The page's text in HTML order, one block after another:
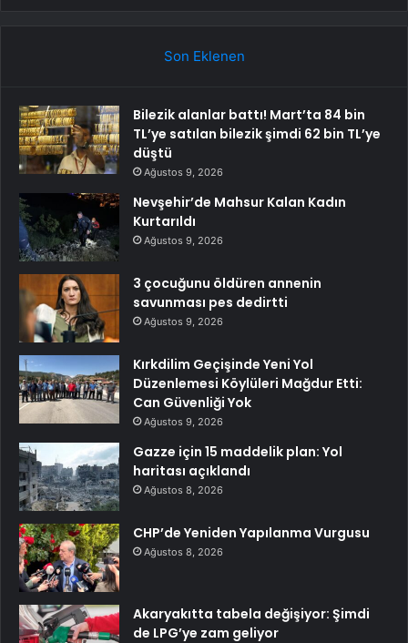
Son Eklenen
Bilezik alanlar battı! Mart’ta 84 bin
TL’ye satılan bilezik şimdi 62 bin TL’ye
düştü
Ağustos 9, 2026
Nevşehir’de Mahsur Kalan Kadın
Kurtarıldı
Ağustos 9, 2026
3 çocuğunu öldüren annenin
savunması pes dedirtti
Ağustos 9, 2026
Kırkdilim Geçişinde Yeni Yol
Düzenlemesi Köylüleri Mağdur Etti:
Can Güvenliği Yok
Ağustos 9, 2026
Gazze için 15 maddelik plan: Yol
haritası açıklandı
Ağustos 8, 2026
CHP’de Yeniden Yapılanma Vurgusu
Ağustos 8, 2026
Akaryakıtta tabela değişiyor: Şimdi
de LPG’ye zam geliyor